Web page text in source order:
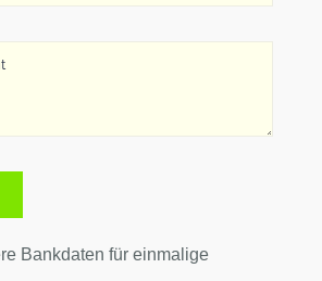
Bankdaten für einmalige